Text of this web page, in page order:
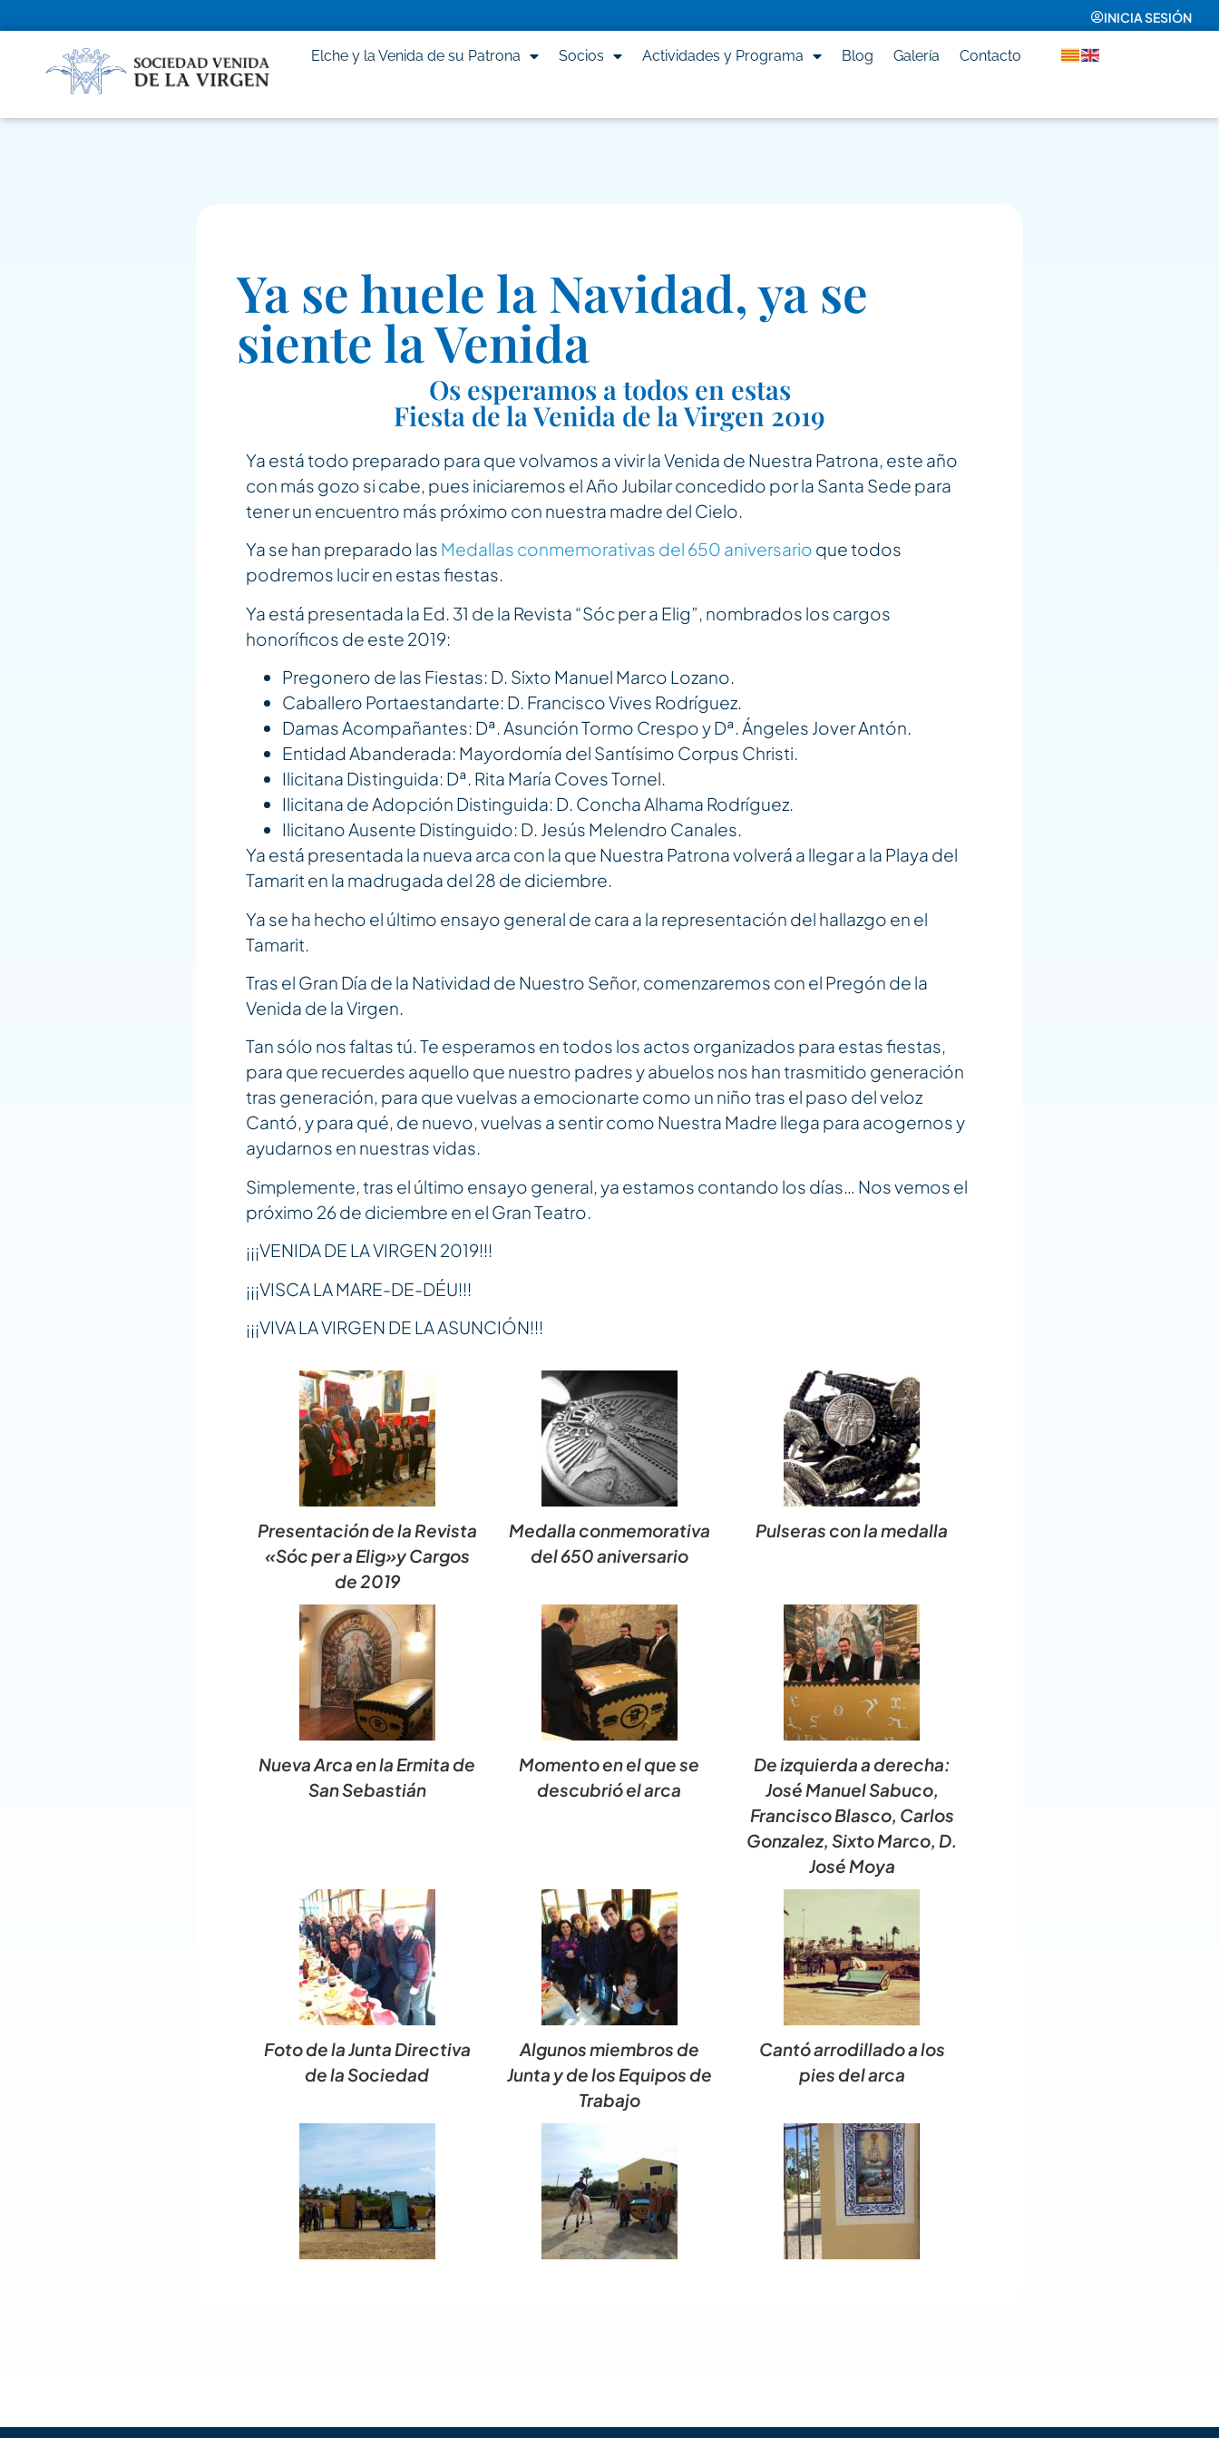
INICIA SESIÓN
Elche y la Venida de su Patrona Socios Actividades y Programa Blog Galería Contacto
Ya se huele la Navidad, ya se
siente la Venida
Os esperamos a todos en estas
Fiesta de la Venida de la Virgen 2019
Ya está todo preparado para que volvamos a vivir la Venida de Nuestra Patrona, este año
con más gozo si cabe, pues iniciaremos el Año Jubilar concedido por la Santa Sede para
tener un encuentro más próximo con nuestra madre del Cielo.
Ya se han preparado las Medallas conmemorativas del 650 aniversario que todos
podremos lucir en estas fiestas.
Ya está presentada la Ed. 31 de la Revista “Sóc per a Elig”, nombrados los cargos
honoríficos de este 2019:
Pregonero de las Fiestas: D. Sixto Manuel Marco Lozano.
Caballero Portaestandarte: D. Francisco Vives Rodríguez.
Damas Acompañantes: Dª. Asunción Tormo Crespo y Dª. Ángeles Jover Antón.
Entidad Abanderada: Mayordomía del Santísimo Corpus Christi.
Ilicitana Distinguida: Dª. Rita María Coves Tornel.
Ilicitana de Adopción Distinguida: D. Concha Alhama Rodríguez.
Ilicitano Ausente Distinguido: D. Jesús Melendro Canales.
Ya está presentada la nueva arca con la que Nuestra Patrona volverá a llegar a la Playa del
Tamarit en la madrugada del 28 de diciembre.
Ya se ha hecho el último ensayo general de cara a la representación del hallazgo en el
Tamarit.
Tras el Gran Día de la Natividad de Nuestro Señor, comenzaremos con el Pregón de la
Venida de la Virgen.
Tan sólo nos faltas tú. Te esperamos en todos los actos organizados para estas fiestas,
para que recuerdes aquello que nuestro padres y abuelos nos han trasmitido generación
tras generación, para que vuelvas a emocionarte como un niño tras el paso del veloz
Cantó, y para qué, de nuevo, vuelvas a sentir como Nuestra Madre llega para acogernos y
ayudarnos en nuestras vidas.
Simplemente, tras el último ensayo general, ya estamos contando los días… Nos vemos el
próximo 26 de diciembre en el Gran Teatro.
¡¡¡VENIDA DE LA VIRGEN 2019!!!
¡¡¡VISCA LA MARE-DE-DÉU!!!
¡¡¡VIVA LA VIRGEN DE LA ASUNCIÓN!!!
Presentación de la Revista
«Sóc per a Elig»y Cargos
de 2019
Medalla conmemorativa
del 650 aniversario
Pulseras con la medalla
Nueva Arca en la Ermita de
San Sebastián
Momento en el que se
descubrió el arca
De izquierda a derecha:
José Manuel Sabuco,
Francisco Blasco, Carlos
Gonzalez, Sixto Marco, D.
José Moya
Foto de la Junta Directiva
de la Sociedad
Algunos miembros de
Junta y de los Equipos de
Trabajo
Cantó arrodillado a los
pies del arca